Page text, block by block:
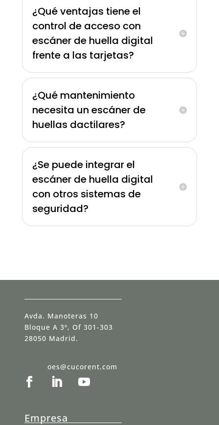
¿Qué ventajas tiene el
control de acceso con
escáner de huella digital
frente a las tarjetas?
¿Qué mantenimiento
necesita un escáner de
huellas dactilares?
¿Se puede integrar el
escáner de huella digital
con otros sistemas de
seguridad?
Avda. Manoteras 10
Bloque A 3º, Of 301-303
28050 Madrid.
oes@cucorent.com
Empresa